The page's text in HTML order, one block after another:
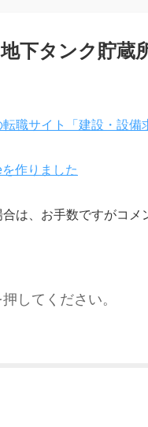
地下タンク貯蔵
職サイト「建設・設備
作りました
は、お手数ですがコ
してください。